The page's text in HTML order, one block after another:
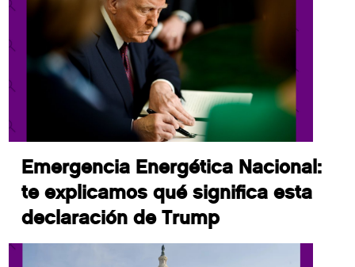
Emergencia Energética Nacional:
te explicamos qué significa esta
declaración de Trump